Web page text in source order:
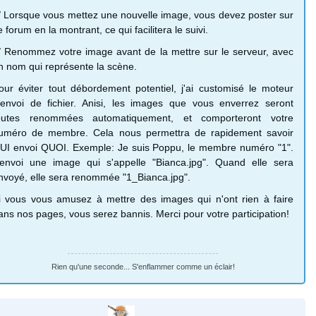
Lorsque vous mettez une nouvelle image, vous devez poster sur
forum en la montrant, ce qui facilitera le suivi.
Renommez votre image avant de la mettre sur le serveur, avec
nom qui représente la scène.
éviter tout débordement potentiel, j'ai customisé le moteur
de fichier. Anisi, les images que vous enverrez seront
renommées automatiquement, et comporteront votre
de membre. Cela nous permettra de rapidement savoir
envoi QUOI. Exemple: Je suis Poppu, le membre numéro "1".
une image qui s'appelle "Bianca.jpg". Quand elle sera
elle sera renommée "1_Bianca.jpg".
vous vous amusez à mettre des images qui n'ont rien à faire
nos pages, vous serez bannis. Merci pour votre participation!
Rien qu'une seconde... S'enflammer comme un éclair!